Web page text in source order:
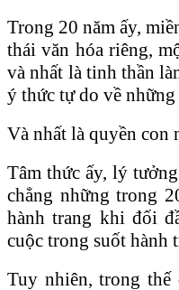
Trong 20 năm ấy,
thái văn hóa riêng,
và nhất là tinh thần
ý thức tự do về
Và nhất là quyền con
Tâm thức ấy, lý
chẳng những trong
hành trang khi đối
cuộc trong suốt hành
Tuy nhiên, trong thế